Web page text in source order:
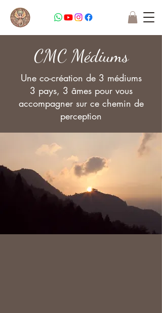
CMC Médiums
Une co-création de 3 médiums
3 pays, 3 âmes pour vous
accompagner sur ce chemin de
perception